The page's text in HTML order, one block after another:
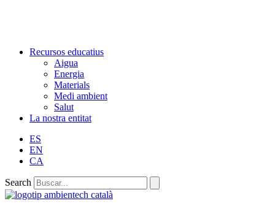
Recursos educatius
Aigua
Energia
Materials
Medi ambient
Salut
La nostra entitat
ES
EN
CA
Search